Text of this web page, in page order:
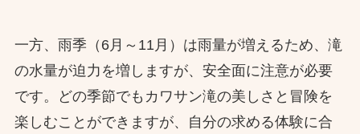
一方、雨季（6月～11月）は雨量が増えるため、滝
の水量が迫力を増しますが、安全面に注意が必要
です。どの季節でもカワサン滝の美しさと冒険を
楽しむことができますが、自分の求める体験に合